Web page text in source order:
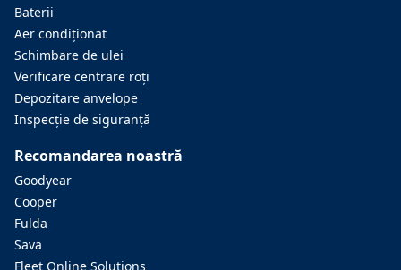
Baterii
Aer condiţionat
Schimbare de ulei
Verificare centrare roţi
Depozitare anvelope
Inspecţie de siguranţă
Recomandarea noastră
Goodyear
Cooper
Fulda
Sava
Fleet Online Solutions